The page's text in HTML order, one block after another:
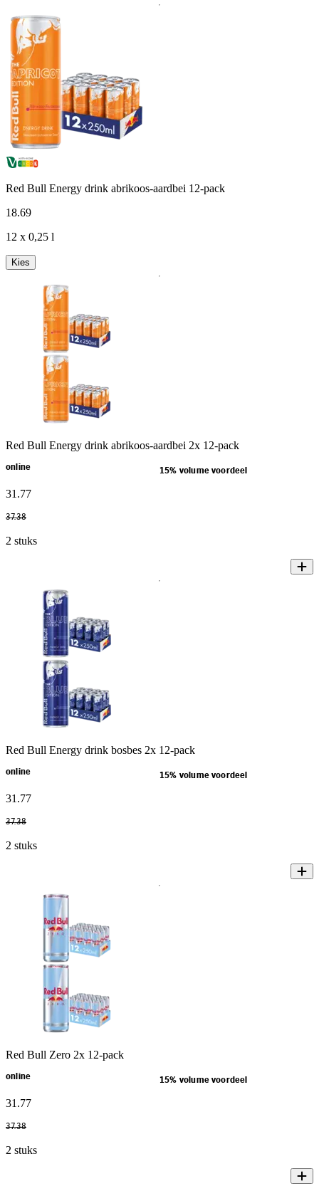
Red Bull Energy drink abrikoos-aardbei 12-pack
18.69
12 x 0,25 l
Kies
Red Bull Energy drink abrikoos-aardbei 2x 12-pack
online 15% volume voordeel
31 .77
37.38
2 stuks
Red Bull Energy drink bosbes 2x 12-pack
online 15% volume voordeel
31 .77
37.38
2 stuks
Red Bull Zero 2x 12-pack
online 15% volume voordeel
31 .77
37.38
2 stuks